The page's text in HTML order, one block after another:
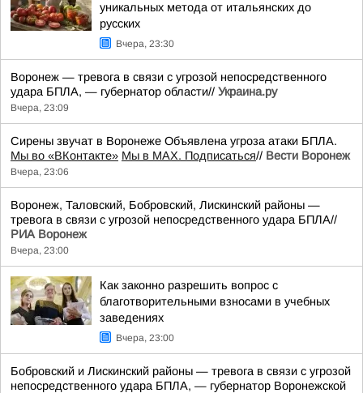
уникальных метода от итальянских до
русских
Вчера, 23:30
Воронеж — тревога в связи с угрозой непосредственного
удара БПЛА, — губернатор области// Украина.ру
Вчера, 23:09
Сирены звучат в Воронеже Объявлена угроза атаки БПЛА.
Мы во «ВКонтакте» Мы в MAX. Подписаться// Вести Воронеж
Вчера, 23:06
Воронеж, Таловский, Бобровский, Лискинский районы —
тревога в связи с угрозой непосредственного удара БПЛА//
РИА Воронеж
Вчера, 23:00
Как законно разрешить вопрос с
благотворительными взносами в учебных
заведениях
Вчера, 23:00
Бобровский и Лискинский районы — тревога в связи с угрозой
непосредственного удара БПЛА, — губернатор Воронежской